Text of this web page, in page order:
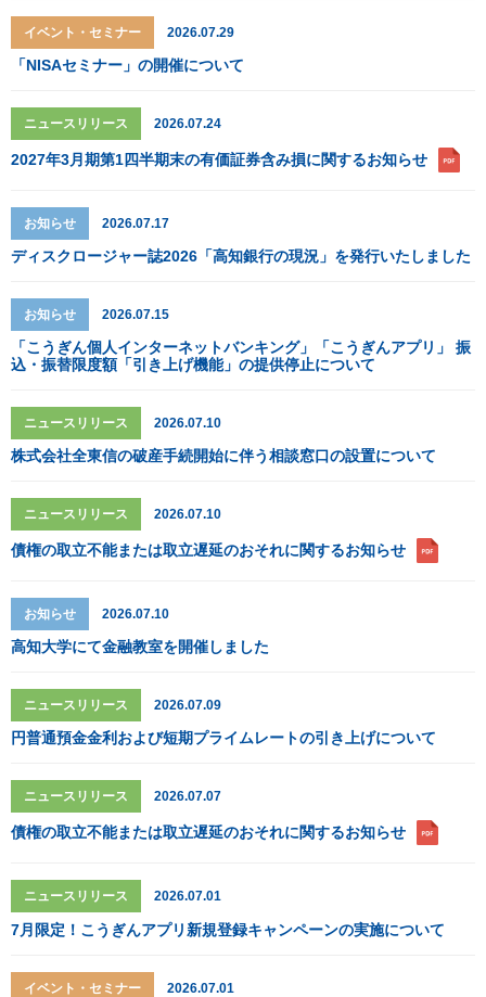
イベント・セミナー 2026.07.29
「NISAセミナー」の開催について
ニュースリリース 2026.07.24
2027年3月期第1四半期末の有価証券含み損に関するお知らせ
お知らせ 2026.07.17
ディスクロージャー誌2026「高知銀行の現況」を発行いたしました
お知らせ 2026.07.15
「こうぎん個人インターネットバンキング」「こうぎんアプリ」 振
込・振替限度額「引き上げ機能」の提供停止について
ニュースリリース 2026.07.10
株式会社全東信の破産手続開始に伴う相談窓口の設置について
ニュースリリース 2026.07.10
債権の取立不能または取立遅延のおそれに関するお知らせ
お知らせ 2026.07.10
高知大学にて金融教室を開催しました
ニュースリリース 2026.07.09
円普通預金金利および短期プライムレートの引き上げについて
ニュースリリース 2026.07.07
債権の取立不能または取立遅延のおそれに関するお知らせ
ニュースリリース 2026.07.01
7月限定！こうぎんアプリ新規登録キャンペーンの実施について
イベント・セミナー 2026.07.01